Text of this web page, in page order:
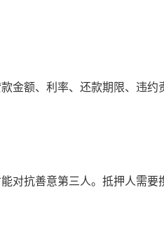
金额、利率、还款期限、违约
对抗善意第三人。抵押人需要